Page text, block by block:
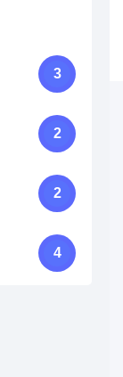
3
2
2
4